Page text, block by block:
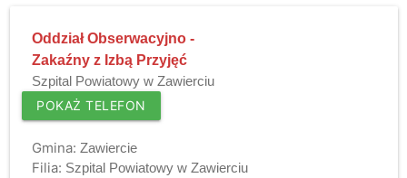
Oddział Obserwacyjno -
Zakaźny z Izbą Przyjęć
Szpital Powiatowy w Zawierciu
POKAŻ TELEFON
Gmina: Zawiercie
Filia: Szpital Powiatowy w Zawierciu